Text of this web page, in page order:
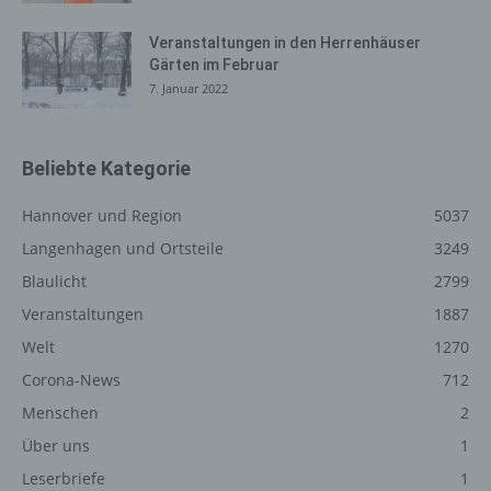
Veranstaltungen in den Herrenhäuser
Gärten im Februar
7. Januar 2022
Beliebte Kategorie
Hannover und Region
5037
Langenhagen und Ortsteile
3249
Blaulicht
2799
Veranstaltungen
1887
Welt
1270
Corona-News
712
Menschen
2
Über uns
1
Leserbriefe
1
einen Paketdienstleister, veranlassen, der die
personenbezogenen Daten ebenfalls ausschließlich für
eine interne Verwendung, die dem für die Verarbeitung
Verantwortlichen zuzurechnen ist, nutzt.
Verarbeitung Verantwortlichen wird ferner die vom
vergebene IP-Adresse, das Datum sowie die Uhrzeit der
Registrierung gespeichert. Die Speicherung dieser Daten
unserer Dienste verhindert werden kann, und diese
Daten im Bedarfsfall ermöglichen, begangene Straftaten
aufzuklären. Insofern ist die Speicherung dieser Daten
Verantwortlichen erforderlich. Eine Weitergabe dieser
Daten an Dritte erfolgt grundsätzlich nicht, sofern keine